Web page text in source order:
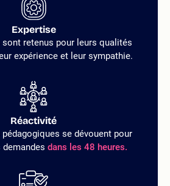
Expertise
retenus pour leurs qualités
expérience et leur sympathie.
Réactivité
se dévouent pour
demandes dans les 48 heures.